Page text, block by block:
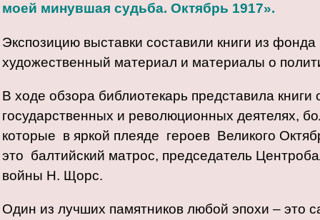
моей минувшая судьба. Октябрь 1917».
Экспозицию выставки составили книги из
художественный материал и материалы о
В ходе обзора библиотекарь представила
государственных и революционных деятелях,
которые в яркой плеяде героев Великого
это балтийский матрос, председатель
войны Н. Щорс.
Один из лучших памятников любой эпохи – это